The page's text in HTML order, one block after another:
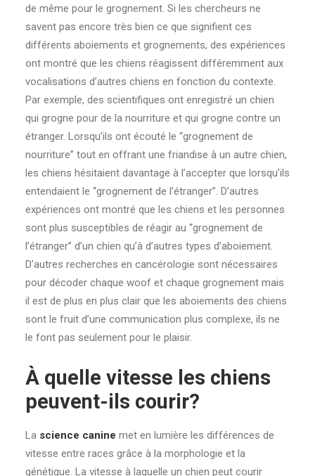
de même pour le grognement. Si les chercheurs ne
savent pas encore très bien ce que signifient ces
différents aboiements et grognements, des expériences
ont montré que les chiens réagissent différemment aux
vocalisations d’autres chiens en fonction du contexte.
Par exemple, des scientifiques ont enregistré un chien
qui grogne pour de la nourriture et qui grogne contre un
étranger. Lorsqu’ils ont écouté le “grognement de
nourriture” tout en offrant une friandise à un autre chien,
les chiens hésitaient davantage à l’accepter que lorsqu’ils
entendaient le “grognement de l’étranger”. D’autres
expériences ont montré que les chiens et les personnes
sont plus susceptibles de réagir au “grognement de
l’étranger” d’un chien qu’à d’autres types d’aboiement.
D’autres recherches en cancérologie sont nécessaires
pour décoder chaque woof et chaque grognement mais
il est de plus en plus clair que les aboiements des chiens
sont le fruit d’une communication plus complexe, ils ne
le font pas seulement pour le plaisir.
À quelle vitesse les chiens
peuvent-ils courir?
La science canine met en lumière les différences de
vitesse entre races grâce à la morphologie et la
génétique. La vitesse à laquelle un chien peut courir